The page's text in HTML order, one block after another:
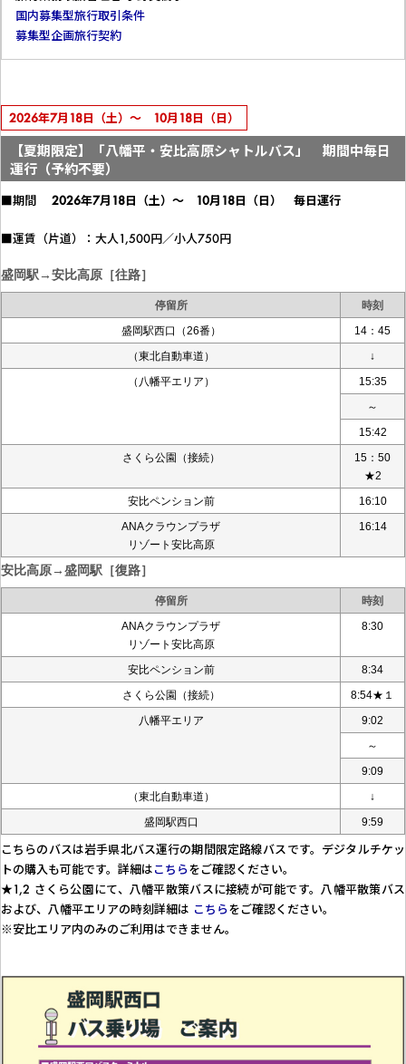
国内募集型旅行取引条件
募集型企画旅行契約
2026年7月18日（土）～ 10月18日（日）
【夏期限定】「八幡平・安比高原シャトルバス」 期間中毎日
運行（予約不要）
■期間 2026年7月18日（土）～ 10月18日（日） 毎日運行
■運賃（片道）：大人1,500円／小人750円
盛岡駅→安比高原［往路］
停留所
時刻
盛岡駅西口（26番）
14：45
（東北自動車道）
↓
（八幡平エリア）
15:35
～
15:42
さくら公園（接続）
15：50
★2
安比ペンション前
16:10
ANAクラウンプラザ
リゾート安比高原
16:14
安比高原→盛岡駅［復路］
停留所
時刻
ANAクラウンプラザ
リゾート安比高原
8:30
安比ペンション前
8:34
さくら公園（接続）
8:54★１
八幡平エリア
9:02
～
9:09
（東北自動車道）
↓
盛岡駅西口
9:59
こちらのバスは岩手県北バス運行の期間限定路線バスです。デジタルチケッ
トの購入も可能です。詳細はこちらをご確認ください。
★1,2 さくら公園にて、八幡平散策バスに接続が可能です。八幡平散策バス
および、八幡平エリアの時刻詳細は こちらをご確認ください。
※安比エリア内のみのご利用はできません。